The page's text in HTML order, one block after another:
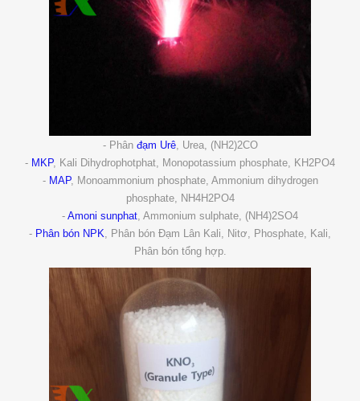
- Phân đạm Urê, Urea, (NH2)2CO
- MKP, Kali Dihydrophotphat, Monopotassium phosphate, KH2PO4
- MAP, Monoammonium phosphate, Ammonium dihydrogen
phosphate, NH4H2PO4
- Amoni sunphat , Ammonium sulphate, (NH4)2SO4
- Phân bón NPK , Phân bón Đạm Lân Kali, Nitơ, Phosphate, Kali,
Phân bón tổng hợp.